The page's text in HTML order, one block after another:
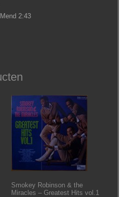
2:43
Smokey Robinson & the
Miracles – Greatest Hits vol.1